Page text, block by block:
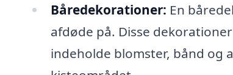
Båredekorationer: En
afdøde på. Disse
indeholde blomster, bånd og